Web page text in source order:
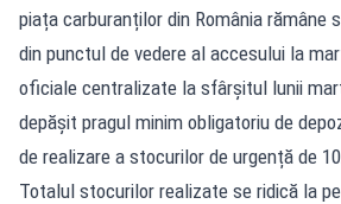
piața carburanților din România rămâne
din punctul de vedere al accesului la
oficiale centralizate la sfârșitul lunii
depășit pragul minim obligatoriu de
de realizare a stocurilor de urgență de
Totalul stocurilor realizate se ridică la